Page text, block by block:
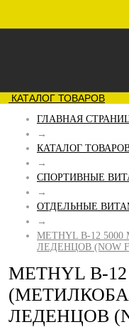
КАТАЛОГ ТОВАРОВ
ГЛАВНАЯ
→
КАТАЛОГ
→
СПОРТИВНЫЕ
→
ОТДЕЛЬНЫЕ
→
METHYL B-12
ЛЕДЕНЦОВ (NOW
METHYL B-
ЛЕДЕНЦОВ